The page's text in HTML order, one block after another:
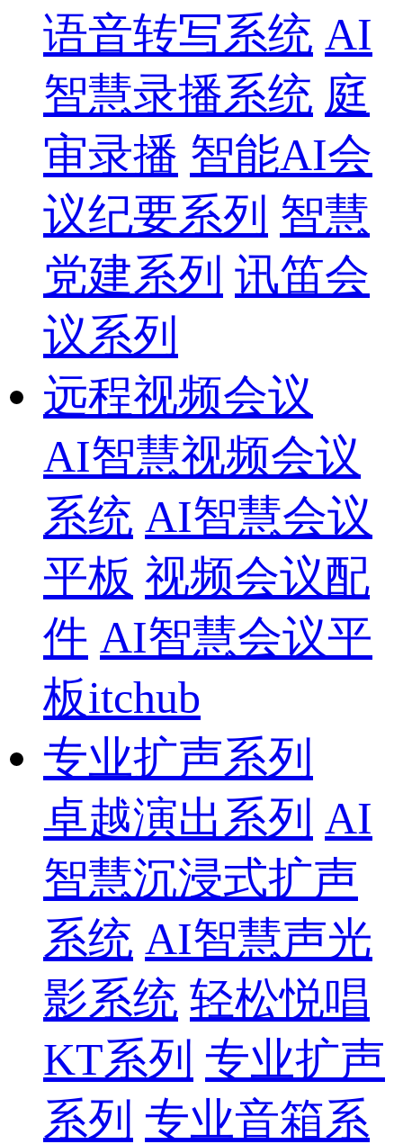
语音转写系统 AI
智慧录播系统 庭
审录播 智能AI会
议纪要系列 智慧
党建系列 讯笛会
议系列
远程视频会议
AI智慧视频会议
系统 AI智慧会议
平板 视频会议配
件 AI智慧会议平
板itchub
专业扩声系列
卓越演出系列 AI
智慧沉浸式扩声
系统 AI智慧声光
影系统 轻松悦唱
KT系列 专业扩声
系列 专业音箱系